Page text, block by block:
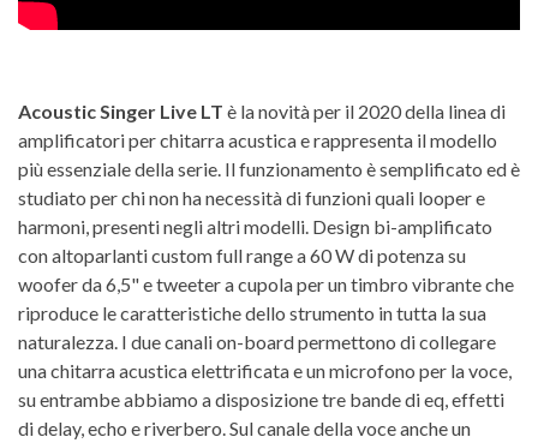
Acoustic Singer Live LT è la novità per il 2020 della linea di
amplificatori per chitarra acustica e rappresenta il modello
più essenziale della serie. Il funzionamento è semplificato ed è
studiato per chi non ha necessità di funzioni quali looper e
harmoni, presenti negli altri modelli. Design bi-amplificato
con altoparlanti custom full range a 60 W di potenza su
woofer da 6,5" e tweeter a cupola per un timbro vibrante che
riproduce le caratteristiche dello strumento in tutta la sua
naturalezza. I due canali on-board permettono di collegare
una chitarra acustica elettrificata e un microfono per la voce,
su entrambe abbiamo a disposizione tre bande di eq, effetti
di delay, echo e riverbero. Sul canale della voce anche un